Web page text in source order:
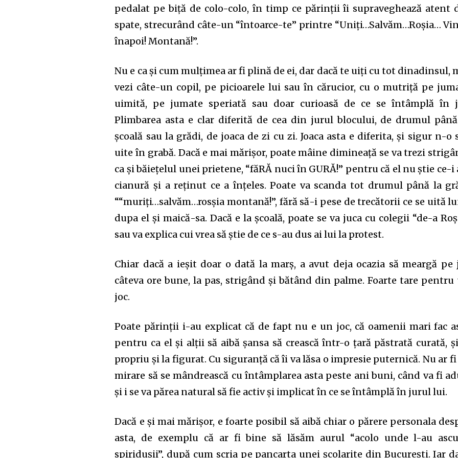
Join our community of
SUBSCRIBERS and be part
of the conversation.
To subscribe, simply enter your email address on our website or click
the subscribe button below. Don't worry, we respect your privacy and
won't spam your inbox. Your information is safe with us.
I've read and
32,111
Cititori
32,214
Cititori
pedalat pe biță de colo-colo, în timp ce părinții îi supraveghează atent
spate, strecurând câte-un “întoarce-te” printre “Uniți…Salvăm…Roșia…
înapoi! Montană!”.
Nu e ca și cum mulțimea ar fi plină de ei, dar dacă te uiți cu tot dinadinsul,
vezi câte-un copil, pe picioarele lui sau în cărucior, cu o mutriță pe
uimită, pe jumate speriată sau doar curioasă de ce se întâmplă în
Plimbarea asta e clar diferită de cea din jurul blocului, de drumul
școală sau la grădi, de joaca de zi cu zi. Joaca asta e diferita, și sigur n-o
uite în grabă. Dacă e mai mărișor, poate mâine dimineață se va trezi
ca și băiețelul unei prietene, “făRĂ nuci în GURĂ!” pentru că el nu știe ce-i
cianură și a reținut ce a înțeles. Poate va scanda tot drumul până la
““muriți…salvăm…rosșia montană!”, fără să-i pese de trecătorii ce se uită
dupa el și maică-sa. Dacă e la școală, poate se va juca cu colegii “de-a
sau va explica cui vrea să știe de ce s-au dus ai lui la protest.
Chiar dacă a ieșit doar o dată la marș, a avut deja ocazia să meargă pe
câteva ore bune, la pas, strigând și bătând din palme. Foarte tare pentru
joc.
Poate părinții i-au explicat că de fapt nu e un joc, că oamenii mari fac
pentru ca el și alții să aibă șansa să crească într-o țară păstrată curată,
propriu și la figurat. Cu siguranță că îi va lăsa o impresie puternică. Nu ar fi
mirare să se mândrească cu întâmplarea asta peste ani buni, când va fi
și i se va părea natural să fie activ și implicat în ce se întâmplă în jurul lui.
Dacă e și mai mărișor, e foarte posibil să aibă chiar o părere personala
asta, de exemplu că ar fi bine să lăsăm aurul “acolo unde l-au
spiridușii”, după cum scria pe pancarta unei școlarite din București. Iar